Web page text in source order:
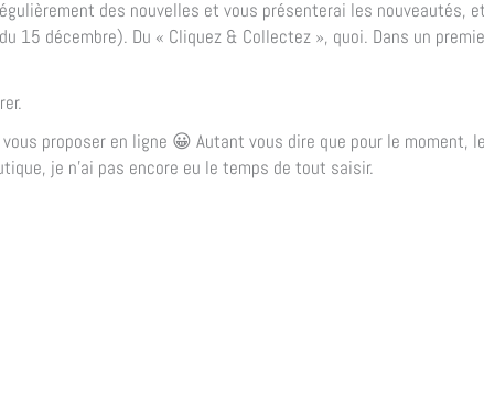
des nouvelles et vous présenterai les nouveautés,
15 décembre). Du « Cliquez & Collectez », quoi. Dans un
proposer en ligne 😀 Autant vous dire que pour le moment,
je n’ai pas encore eu le temps de tout saisir.